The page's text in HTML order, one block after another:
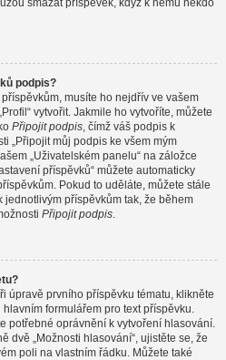
smazat příspěvek, když k němu někdo
podpis?
musíte ho nejdřív ve vašem
vytvořit. Jakmile ho vytvoříte, můžete
Připojit podpis, čímž váš podpis k
„Připojit můj podpis ke všem mým
„Uživatelském panelu“ na záložce
příspěvků“ můžete automaticky
Pokud to uděláte, můžete stále
příspěvkům tak, že během
Připojit podpis.
úpravě prvního příspěvku tématu, klikněte
formulářem pro text příspěvku.
potřebné oprávnění k vytvoření hlasování.
dvě „Možnosti hlasování“, ujistěte se, že
poli na vlastním řádku. Můžete také